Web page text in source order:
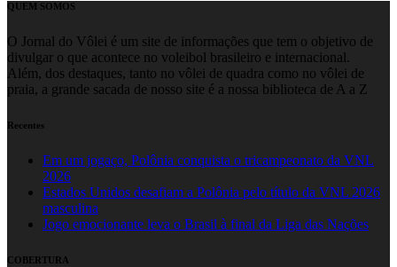
QUEM SOMOS
O Jornal do Vôlei é um site de informações que tem o objetivo de
divulgar o que acontece no voleibol brasileiro e internacional.
Além, dos destaques, tanto no vôlei de quadra como no vôlei de
praia, a grande sacada de nosso site é a nossa biblioteca de A a Z
Recentes
Em um jogaço, Polônia conquista o tricampeonato da VNL
2026
Estados Unidos desafiam a Polônia pelo título da VNL 2026
masculina
Jogo emocionante leva o Brasil à final da Liga das Nações
COBERTURA